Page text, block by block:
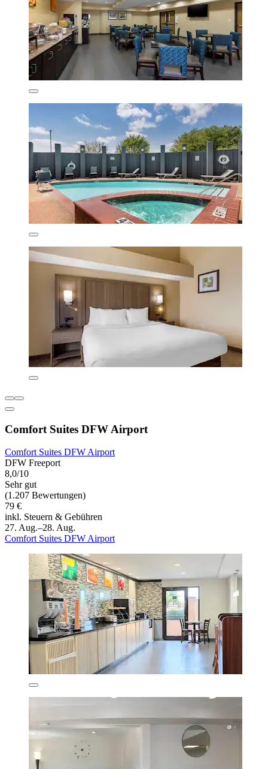
Comfort Suites DFW Airport
Comfort Suites DFW Airport
DFW Freeport
8,0/10
Sehr gut
(1.207 Bewertungen)
79 €
inkl. Steuern & Gebühren
27. Aug.–28. Aug.
Comfort Suites DFW Airport